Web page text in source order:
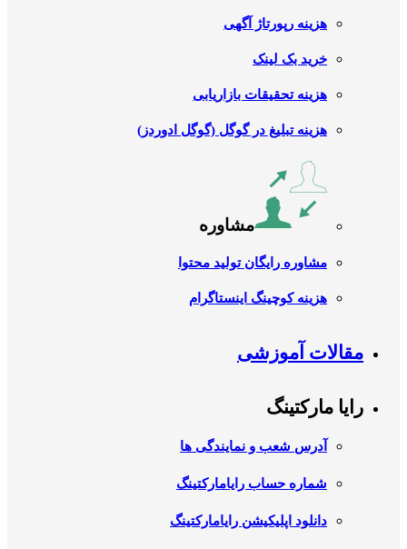
هزینه رپورتاژ آگهی
خرید بک لینک
هزینه تحقیقات بازاریابی
هزینه تبلیغ در گوگل (گوگل ادوردز)
مشاوره
مشاوره رایگان تولید محتوا
هزینه کوچینگ اینستاگرام
مقالات آموزشی
رایا مارکتینگ
آدرس شعب و نمایندگی ها
شماره حساب رایامارکتینگ
دانلود اپلیکیشن رایامارکتینگ